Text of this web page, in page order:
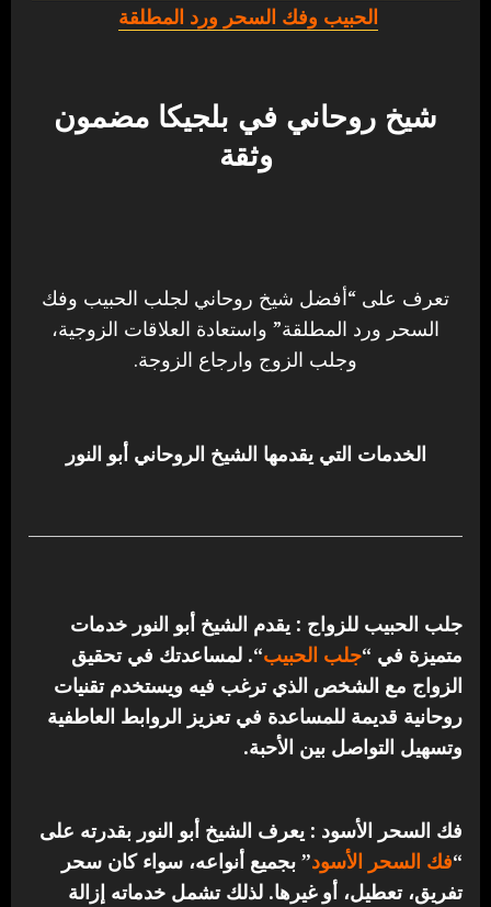
الحبيب وفك السحر ورد المطلقة
شيخ روحاني في بلجيكا مضمون
وثقة
تعرف على “أفضل شيخ روحاني لجلب الحبيب وفك
السحر ورد المطلقة” واستعادة العلاقات الزوجية،
وجلب الزوج وارجاع الزوجة.
الخدمات التي يقدمها الشيخ الروحاني أبو النور
جلب الحبيب للزواج : يقدم الشيخ أبو النور خدمات
متميزة في “جلب الحبيب“. لمساعدتك في تحقيق
الزواج مع الشخص الذي ترغب فيه ويستخدم تقنيات
روحانية قديمة للمساعدة في تعزيز الروابط العاطفية
وتسهيل التواصل بين الأحبة.
فك السحر الأسود : يعرف الشيخ أبو النور بقدرته على
“فك السحر الأسود” بجميع أنواعه، سواء كان سحر
تفريق، تعطيل، أو غيرها. لذلك تشمل خدماته إزالة